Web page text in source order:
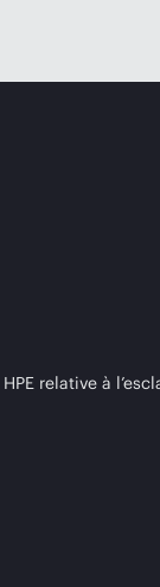
relative à